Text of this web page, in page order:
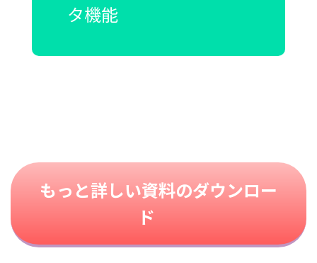
タ機能
もっと詳しい資料のダウンロー
ド